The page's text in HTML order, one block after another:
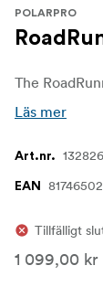
POLARPRO
Läs mer
Art.nr. 132826
EAN
Tillfälligt
1 099,00 kr